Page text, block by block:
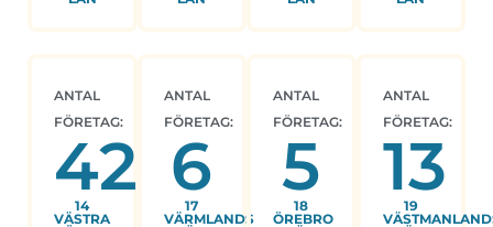
ANTAL
FÖRETAG:
42
14
VÄSTRA
ANTAL
FÖRETAG:
6
17
VÄRMLANDS
ANTAL
FÖRETAG:
5
18
ÖREBRO
ANTAL
FÖRETAG:
13
19